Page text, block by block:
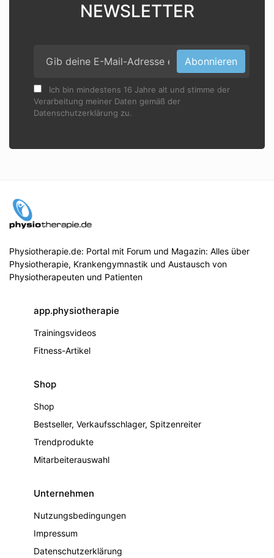
NEWSLETTER
Abonnieren
Ich bin mindestens 16 Jahre alt und stimme der
Verarbeitung meiner Daten gemäß der
Datenschutzerklärung zu.
Physiotherapie.de: Portal mit Forum und Magazin: Alles über
Physiotherapie, Krankengymnastik und Austausch von
Physiotherapeuten und Patienten
app.physiotherapie
Trainingsvideos
Fitness-Artikel
Shop
Shop
Bestseller, Verkaufsschlager, Spitzenreiter
Trendprodukte
Mitarbeiterauswahl
Unternehmen
Nutzungsbedingungen
Impressum
Datenschutzerklärung